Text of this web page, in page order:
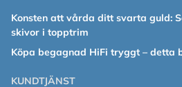
Konsten att vårda ditt svarta guld:
skivor i topptrim
Köpa begagnad HiFi tryggt – detta
KUNDTJÄNST